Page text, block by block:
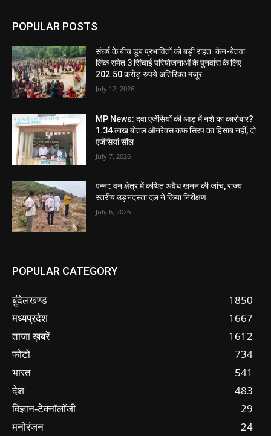
POPULAR POSTS
संघर्ष के बीच डूब प्रभावितों को बड़ी राहत: केन-बेतवा
लिंक समेत 3 सिंचाई परियोजनाओं के पुनर्वास के लिए
202.50 करोड़ रुपये अतिरिक्त मंजूर
July 12, 2026
MP News: दवा एजेंसियों की आड़ में नशे का कारोबार?
1.34 लाख बोतल ऑनरेक्स कफ सिरप का हिसाब नहीं, दो
एजेंसियां सील
July 7, 2026
पन्ना: वन क्षेत्र में कथित अवैध खनन की जांच, राज्य
स्तरीय उड़नदस्ता दल ने किया निरीक्षण
July 6, 2026
POPULAR CATEGORY
बुंदेलखण्ड
1850
मध्यप्रदेश
1667
ताजा ख़बरें
1612
फोटो
734
भारत
541
देश
483
विज्ञान-टेक्नॉलॉजी
29
मनोरंजन
24